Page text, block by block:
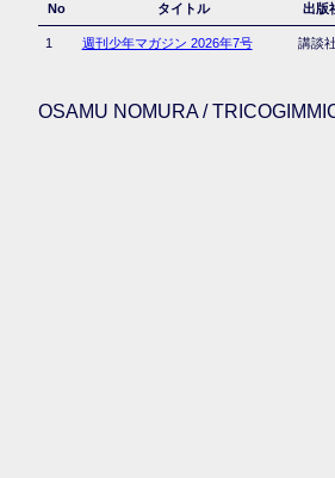
No タイトル 出版
1 週刊少年マガジン 2026年7号 講談社
OSAMU NOMURA /